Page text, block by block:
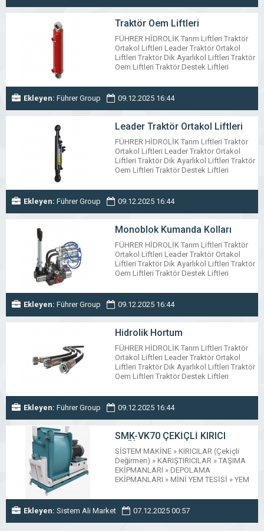
Kolları Dilimli Kumanda Kolları Hidrolik
Hortum Hidrolik Hortum Kelepçesi
www.fuhrer.com.tr
Traktör Oem Liftleri
FÜHRER HİDROLİK Tarım Liftleri Traktör
Ortakol Liftleri Leader Traktör Ortakol
Liftleri Traktör Dik Ayarlıkol Liftleri Traktör
Oem Liftleri Traktör Destek Liftleri
Römork Liftleri Özel Üretim Hidrolik
Silindir Hidrolik Kriko Liftleri Traktör
Kolları Dilimli Kumanda Kolları Hidrolik
Hortum Hidrolik Hortum Kelepçesi
www.fuhrer.com.tr
Ekleyen: Führer Group 09.12.2025 16:44
Leader Traktör Ortakol Liftleri
FÜHRER HİDROLİK Tarım Liftleri Traktör
Ortakol Liftleri Leader Traktör Ortakol
Liftleri Traktör Dik Ayarlıkol Liftleri Traktör
Oem Liftleri Traktör Destek Liftleri
Römork Liftleri Özel Üretim Hidrolik
Silindir Hidrolik Kriko Liftleri Traktör
Kolları Dilimli Kumanda Kolları Hidrolik
Hortum Hidrolik Hortum Kelepçesi
www.fuhrer.com.tr
Ekleyen: Führer Group 09.12.2025 16:44
Monoblok Kumanda Kolları
FÜHRER HİDROLİK Tarım Liftleri Traktör
Ortakol Liftleri Leader Traktör Ortakol
Liftleri Traktör Dik Ayarlıkol Liftleri Traktör
Oem Liftleri Traktör Destek Liftleri
Römork Liftleri Özel Üretim Hidrolik
Silindir Hidrolik Kriko Liftleri Traktör
Kolları Dilimli Kumanda Kolları Hidrolik
Hortum Hidrolik Hortum Kelepçesi
www.fuhrer.com.tr
Ekleyen: Führer Group 09.12.2025 16:44
Hidrolik Hortum
FÜHRER HİDROLİK Tarım Liftleri Traktör
Ortakol Liftleri Leader Traktör Ortakol
Liftleri Traktör Dik Ayarlıkol Liftleri Traktör
Oem Liftleri Traktör Destek Liftleri
Römork Liftleri Özel Üretim Hidrolik
Silindir Hidrolik Kriko Liftleri Traktör
Kolları Dilimli Kumanda Kolları Hidrolik
Hortum Hidrolik Hortum Kelepçesi
Mekanik Krikolar Hidrolik Küresel Vana
www.fuhrer.com.tr
Ekleyen: Führer Group 09.12.2025 16:44
SMK-VK70 ÇEKİÇLİ KIRICI
DEĞİRMEN
SİSTEM MAKİNE » KIRICILAR (Çekiçli
Değirmen) » KARIŞTIRICILAR » TAŞIMA
EKİPMANLARI » DEPOLAMA
EKİPMANLARI » MİNİ YEM TESİSİ » YEM
ASPİRASYON » DOZAJ KANTARI » VİBRO
BESLEYİCİ (Taka Tuka) » FABRİKA
KURULUMLARI » YEDEK PARÇA
Ekleyen: Sistem Ali Market 07.12.2025 00:57